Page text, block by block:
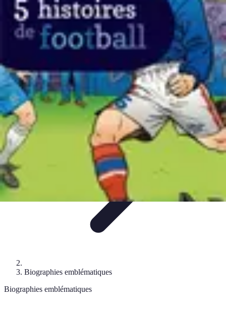
Biographies Football
Biographies InspirantesBiographies
Emblématiques
Biographies Biographies Influentes
Biographies
Légendaires
Biographies emblématiques
Biographies emblématiques